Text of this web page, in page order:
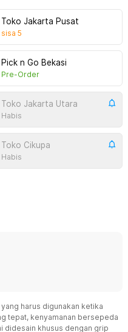
Toko Jakarta Pusat
sisa 5
Pick n Go Bekasi
Pre-Order
Toko Jakarta Utara
Habis
Toko Cikupa
Habis
harus digunakan ketika
tepat, kenyamanan bersepeda
didesain khusus dengan grip